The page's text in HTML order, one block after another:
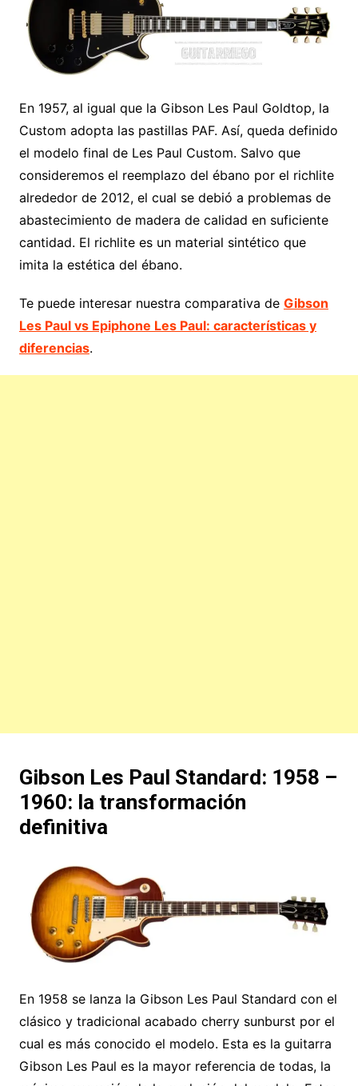
En 1957, al igual que la Gibson Les Paul Goldtop, la
Custom adopta las pastillas PAF. Así, queda definido
el modelo final de Les Paul Custom. Salvo que
consideremos el reemplazo del ébano por el richlite
alrededor de 2012, el cual se debió a problemas de
abastecimiento de madera de calidad en suficiente
cantidad. El richlite es un material sintético que
imita la estética del ébano.
Te puede interesar nuestra comparativa de Gibson
Les Paul vs Epiphone Les Paul: características y
diferencias.
Gibson Les Paul Standard: 1958 –
1960: la transformación
definitiva
En 1958 se lanza la Gibson Les Paul Standard con el
clásico y tradicional acabado cherry sunburst por el
cual es más conocido el modelo. Esta es la guitarra
Gibson Les Paul es la mayor referencia de todas, la